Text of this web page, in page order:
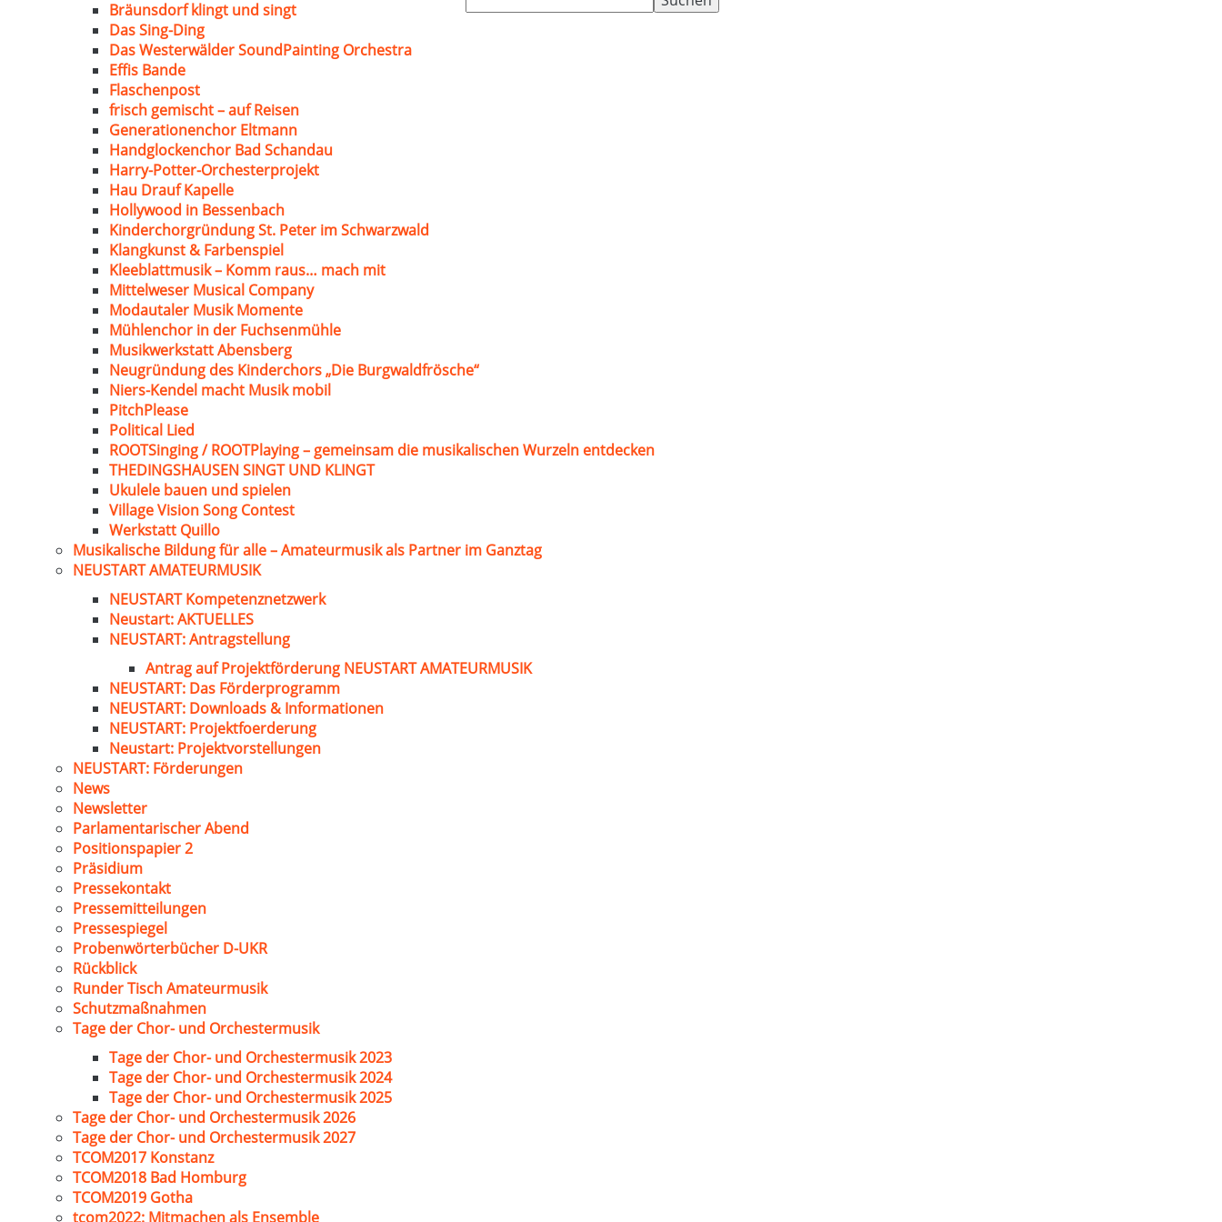
nach:
Bräunsdorf klingt und singt
Das Sing-Ding
Das Westerwälder SoundPainting Orchestra
Effis Bande
Flaschenpost
frisch gemischt – auf Reisen
Generationenchor Eltmann
Handglockenchor Bad Schandau
Harry-Potter-Orchesterprojekt
Hau Drauf Kapelle
Hollywood in Bessenbach
Kinderchorgründung St. Peter im Schwarzwald
Klangkunst & Farbenspiel
Kleeblattmusik – Komm raus… mach mit
Mittelweser Musical Company
Modautaler Musik Momente
Mühlenchor in der Fuchsenmühle
Musikwerkstatt Abensberg
Neugründung des Kinderchors „Die Burgwaldfrösche“
Niers-Kendel macht Musik mobil
PitchPlease
Political Lied
ROOTSinging / ROOTPlaying – gemeinsam die musikalischen Wurzeln entdecken
THEDINGSHAUSEN SINGT UND KLINGT
Ukulele bauen und spielen
Village Vision Song Contest
Werkstatt Quillo
Musikalische Bildung für alle – Amateurmusik als Partner im Ganztag
NEUSTART AMATEURMUSIK
NEUSTART Kompetenznetzwerk
Neustart: AKTUELLES
NEUSTART: Antragstellung
Antrag auf Projektförderung NEUSTART AMATEURMUSIK
NEUSTART: Das Förderprogramm
NEUSTART: Downloads & Informationen
NEUSTART: Projektfoerderung
Neustart: Projektvorstellungen
NEUSTART: Förderungen
News
Newsletter
Parlamentarischer Abend
Positionspapier 2
Präsidium
Pressekontakt
Pressemitteilungen
Pressespiegel
Probenwörterbücher D-UKR
Rückblick
Runder Tisch Amateurmusik
Schutzmaßnahmen
Tage der Chor- und Orchestermusik
Tage der Chor- und Orchestermusik 2023
Tage der Chor- und Orchestermusik 2024
Tage der Chor- und Orchestermusik 2025
Tage der Chor- und Orchestermusik 2026
Tage der Chor- und Orchestermusik 2027
TCOM2017 Konstanz
TCOM2018 Bad Homburg
TCOM2019 Gotha
tcom2022: Mitmachen als Ensemble